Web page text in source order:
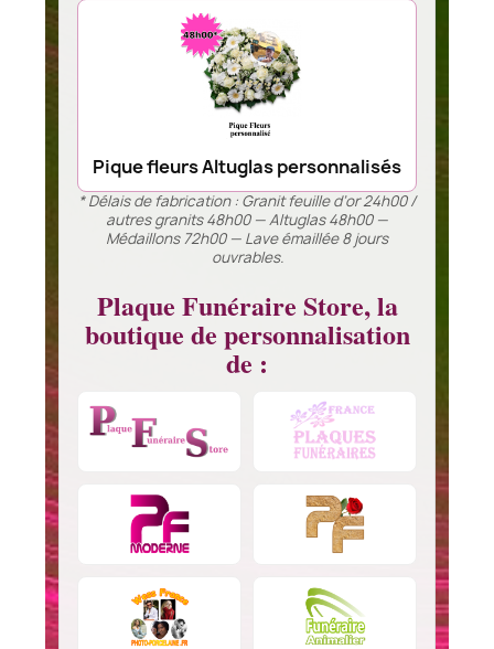
Pique fleurs Altuglas personnalisés
* Délais de fabrication : Granit feuille d’or 24h00 /
autres granits 48h00 — Altuglas 48h00 —
Médaillons 72h00 — Lave émaillée 8 jours
ouvrables.
Plaque Funéraire Store, la
boutique de personnalisation
de :